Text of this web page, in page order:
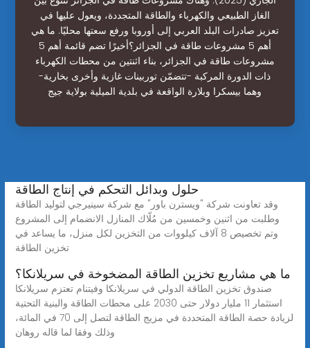
الغاز الطبيعي والكهرباء والطاقة المتجددة، ويعول عليها في
تعزيز صادرات البلد العربي إلى أوروبا ورفع سعتها محليًا. ما هي
أهم 5 مشروعات طاقة في الجزائر؟أخيرًا تضم قائمة أهم 5
مشروعات طاقة في الجزائر، بناء اثنتين من محطات الكهرباء
ذات الدورة المركبة -تتضمّن توربينات غازية وأخرى بخارية-
وهما بيسكرا وبلارة الواقعة في بلدية الميلية بولاية جيج
حلول وبدائل التحكم في إنتاج الطاقة
وقد تعاونت شركة "ويسترن باور" مع شركة سينيرجي لتوليد الطاقة
وطلبت من اثنين وخمسين من مُلّاك المنازل الانضمام إلى المشروع
وتم تخصيص 8 آلاف كيلووات من التخزين لكل منزل، ما يساعد في
تخزين الطاقة
ما هي مشاريع تخزين الطاقة المضخوخة في سريلانكا؟
صندوق تخزين الطاقة الدولي في سريلانكا وفيتنام تعتزم سريلانكا
استثمار 11 مليار دولار حتى 2030 على محطات الطاقة والبنية التحتية
لزيادة حصة الطاقة المتحددة في مزيج الطاقة لتصل إلى 70 في المائة،
وذلك وفقا لما قاله روهان